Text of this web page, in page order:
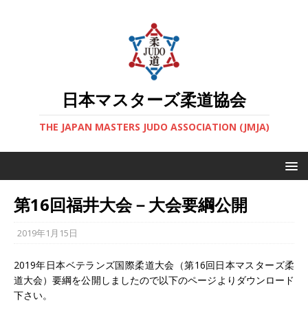
日本マスターズ柔道協会
THE JAPAN MASTERS JUDO ASSOCIATION (JMJA)
第16回福井大会－大会要綱公開
2019年1月15日
2019年日本ベテランズ国際柔道大会（第16回日本マスターズ柔
道大会）要綱を公開しましたので以下のページよりダウンロード
下さい。